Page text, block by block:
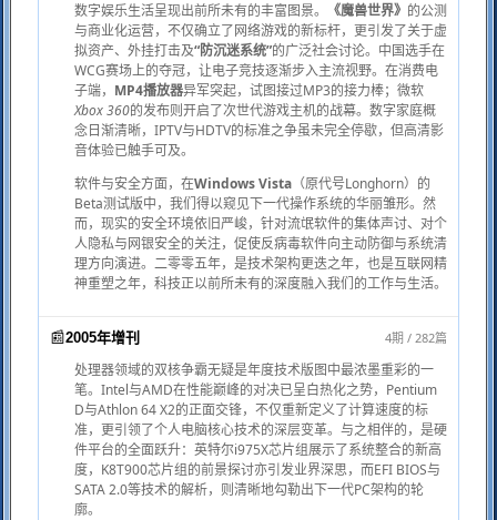
数字娱乐生活呈现出前所未有的丰富图景。
《魔兽世界》 的公测
与商业化运营，不仅确立了网络游戏的新标杆，更引发了关于虚
拟资产、外挂打击及“防沉迷系统”的广泛社会讨论。中国选手在
WCG赛场上的夺冠，让电子竞技逐渐步入主流视野。在消费电
子端， MP4播放器异军突起，试图接过MP3的接力棒；微软
Xbox 360的发布则开启了次世代游戏主机的战幕。数字家庭概
念日渐清晰，IPTV与HDTV的标准之争虽未完全停歇，但高清影
音体验已触手可及。
软件与安全方面，在Windows Vista （原代号Longhorn）的
Beta测试版中，我们得以窥见下一代操作系统的华丽雏形。然
而，现实的安全环境依旧严峻，针对流氓软件的集体声讨、对个
人隐私与网银安全的关注，促使反病毒软件向主动防御与系统清
理方向演进。二零零五年，是技术架构更迭之年，也是互联网精
神重塑之年，科技正以前所未有的深度融入我们的工作与生活。
📰2005年增刊 4期 / 282篇
处理器领域的双核争霸无疑是年度技术版图中最浓墨重彩的一
笔。Intel与AMD在性能巅峰的对决已呈白热化之势，Pentium
D与Athlon 64 X2的正面交锋，不仅重新定义了计算速度的标
准，更引领了个人电脑核心技术的深层变革。与之相伴的，是硬
件平台的全面跃升：英特尔i975X芯片组展示了系统整合的新高
度，K8T900芯片组的前景探讨亦引发业界深思，而EFI BIOS与
SATA 2.0等技术的解析，则清晰地勾勒出下一代PC架构的轮
廓。